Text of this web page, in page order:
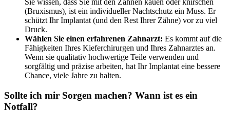
Sie wissen, dass Sie mit den Zähnen kauen oder knirschen
(Bruxismus), ist ein individueller Nachtschutz ein Muss. Er
schützt Ihr Implantat (und den Rest Ihrer Zähne) vor zu viel
Druck.
Wählen Sie einen erfahrenen Zahnarzt: Es kommt auf die
Fähigkeiten Ihres Kieferchirurgen und Ihres Zahnarztes an.
Wenn sie qualitativ hochwertige Teile verwenden und
sorgfältig und präzise arbeiten, hat Ihr Implantat eine bessere
Chance, viele Jahre zu halten.
Sollte ich mir Sorgen machen? Wann ist es ein
Notfall?